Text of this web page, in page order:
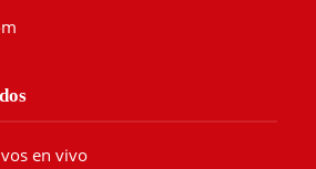
en vivo